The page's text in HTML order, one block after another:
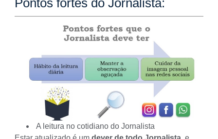
Pontos fortes do Jornalista:
A leitura no cotidiano do Jornalista